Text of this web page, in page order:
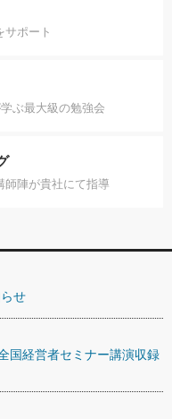
サポート
ぶ最大級の勉強会
師陣が貴社にて指導
せ
国経営者セミナー講演収録